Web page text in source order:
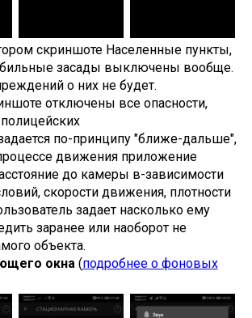
скриншоте Населенные пункты,
засады выключены вообще.
о них не будет.
отключены все опасности,
по-принципу "ближе-дальше",
движения приложение
до камеры в-зависимости
скорости движения, плотности
задает насколько ему
заранее или наоборот не
объекта.
окна (подробнее о фоновых